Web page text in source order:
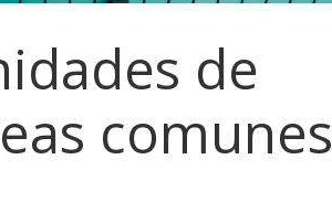
de
comunes